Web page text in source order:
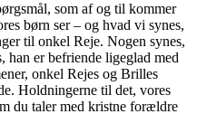
som af og til kommer
børn ser – og hvad vi synes,
til onkel Reje. Nogen synes,
han er befriende ligeglad med
onkel Rejes og Brilles
Holdningerne til det, vores
du taler med kristne forældre